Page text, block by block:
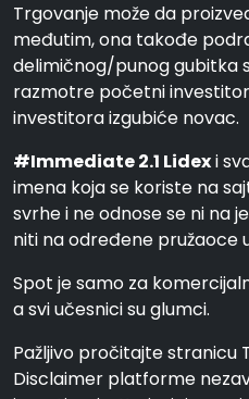
Trgovanje može da
međutim, ona takođe
delimičnog/punog gubitka
razmotre početni
investitora izgubiće novac.
#Immediate 2.1 Lidexi
imena koja se koriste na
svrhe i ne odnose se ni na
niti na određene pružaoce
Spot je samo za
a svi učesnici su glumci.
Pažljivo pročitajte stranicu
Disclaimer platforme